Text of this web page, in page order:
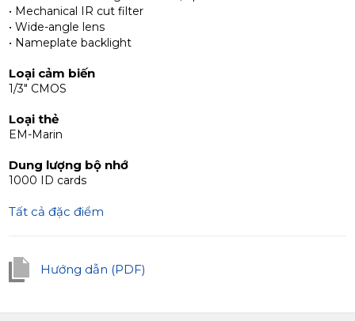
Tương thích với các thiết bị bổ sung
Các bảng điều khiển bên ngoài Slinex MB tương thích
với bất kỳ bộ liên lạc 4 dây nào.
• Mechanical IR cut filter
• Wide-angle lens
• Nameplate backlight
Loại cảm biến
1/3" CMOS
Loại thẻ
EM-Marin
Dung lượng bộ nhớ
1000 ID cards
Tất cả đặc điểm
Hướng dẫn (PDF)